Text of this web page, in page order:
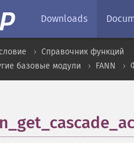
Downloads
Справочник функций
базовые модули
FANN